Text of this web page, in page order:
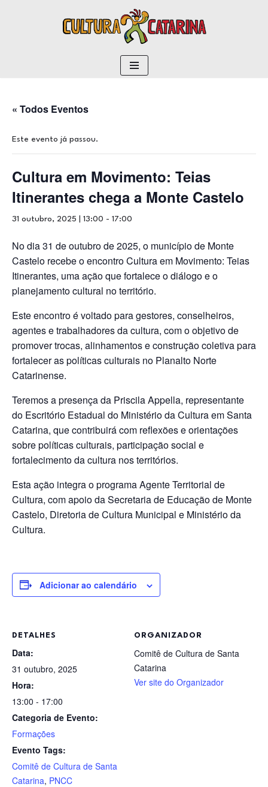
« Todos Eventos
Este evento já passou.
Cultura em Movimento: Teias
Itinerantes chega a Monte Castelo
31 outubro, 2025 | 13:00 - 17:00
No dia 31 de outubro de 2025, o município de Monte
Castelo recebe o encontro Cultura em Movimento: Teias
Itinerantes, uma ação que fortalece o diálogo e o
planejamento cultural no território.
Este encontro é voltado para gestores, conselheiros,
agentes e trabalhadores da cultura, com o objetivo de
promover trocas, alinhamentos e construção coletiva para
fortalecer as políticas culturais no Planalto Norte
Catarinense.
Teremos a presença da Priscila Appella, representante
do Escritório Estadual do Ministério da Cultura em Santa
Catarina, que contribuirá com reflexões e orientações
sobre políticas culturais, participação social e
fortalecimento da cultura nos territórios.
Esta ação integra o programa Agente Territorial de
Cultura, com apoio da Secretaria de Educação de Monte
Castelo, Diretoria de Cultura Municipal e Ministério da
Cultura.
Adicionar ao calendário
DETALHES
Data:
31 outubro, 2025
Hora:
13:00 - 17:00
Categoria de Evento:
Formações
Evento Tags:
Comitê de Cultura de Santa
Catarina, PNCC
ORGANIZADOR
Comitê de Cultura de Santa
Catarina
Ver site do Organizador